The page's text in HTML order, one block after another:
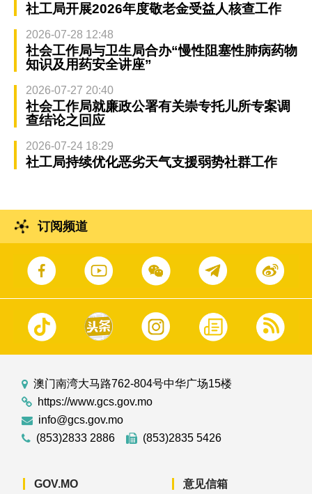
社工局开展2026年度敬老金受益人核查工作
2026-07-28 12:48
社会工作局与卫生局合办“慢性阻塞性肺病药物
知识及用药安全讲座”
2026-07-27 20:40
社会工作局就廉政公署有关崇专托儿所专案调
查结论之回应
2026-07-24 18:29
社工局持续优化恶劣天气支援弱势社群工作
订阅频道
澳门南湾大马路762-804号中华广场15楼
https://www.gcs.gov.mo
info@gcs.gov.mo
(853)2833 2886
(853)2835 5426
GOV.MO 意见信箱